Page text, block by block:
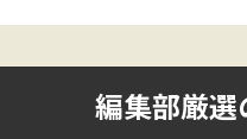
編集部厳